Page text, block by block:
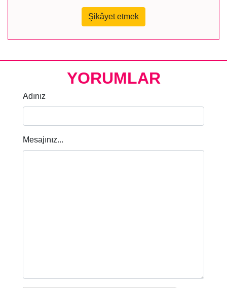
Şikâyet etmek
YORUMLAR
Adınız
Mesajınız...